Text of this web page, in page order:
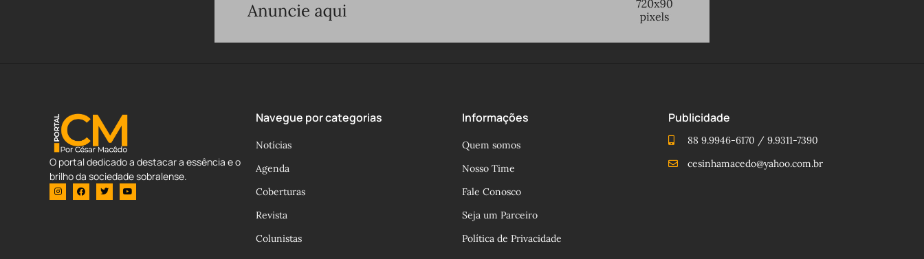
O portal dedicado a destacar a essência e o
brilho da sociedade sobralense.
Navegue por categorias
Notícias
Agenda
Coberturas
Revista
Colunistas
Informações
Quem somos
Nosso Time
Fale Conosco
Seja um Parceiro
Política de Privacidade
Publicidade
88 9.9946-6170 / 9.9311-7390
cesinhamacedo@yahoo.com.br